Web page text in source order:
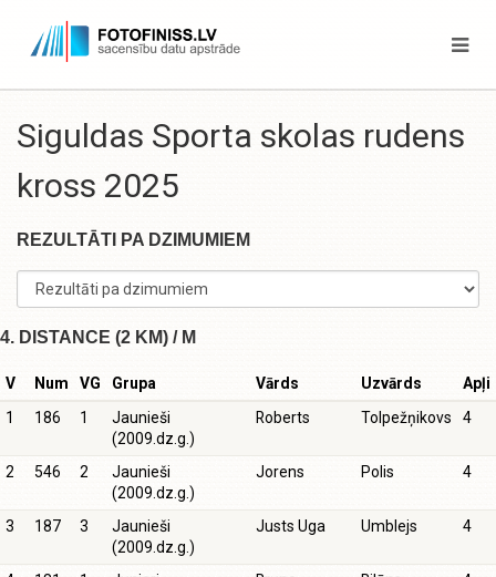
Siguldas Sporta skolas rudens
kross 2025
REZULTĀTI PA DZIMUMIEM
4. DISTANCE (2 KM) / M
V Num VG Grupa Vārds Uzvārds
Apļi
1
186 1
Jaunieši
(2009.dz.g.)
Roberts Tolpežņikovs 4
2 546 2
Jaunieši
(2009.dz.g.)
Jorens Polis 4
3 187 3
Jaunieši
(2009.dz.g.)
Justs Uga Umblejs 4